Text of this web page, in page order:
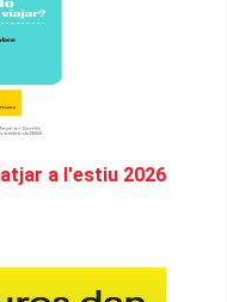
a l'estiu 2026